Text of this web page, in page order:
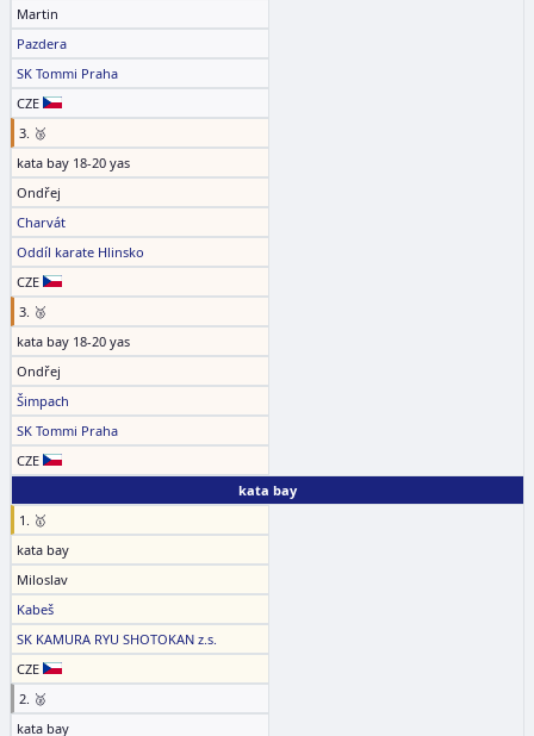
Martin
Pazdera
SK Tommi Praha
CZE
3. 🥉
kata bay 18-20 yas
Ondřej
Charvát
Oddíl karate Hlinsko
CZE
3. 🥉
kata bay 18-20 yas
Ondřej
Šimpach
SK Tommi Praha
CZE
kata bay
1. 🥇
kata bay
Miloslav
Kabeš
SK KAMURA RYU SHOTOKAN z.s.
CZE
2. 🥈
kata bay